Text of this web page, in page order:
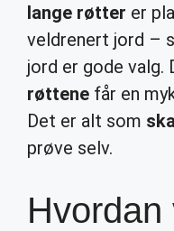
lange røtter er
veldrenert jord –
jord er gode valg.
røttene får en
Det er alt som
prøve selv.
Hvordan